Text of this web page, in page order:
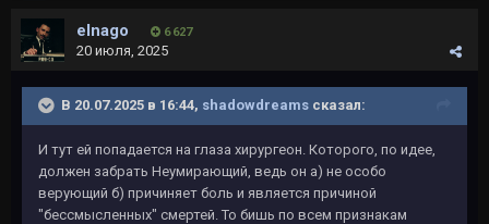
elnago 6 627
20 июля, 2025
В 20.07.2025 в 16:44, shadowdreams сказал:
И тут ей попадается на глаза хирургеон. Которого, по идее,
должен забрать Неумирающий, ведь он а) не особо
верующий б) причиняет боль и является причиной
"бессмысленных" смертей. То бишь по всем признакам